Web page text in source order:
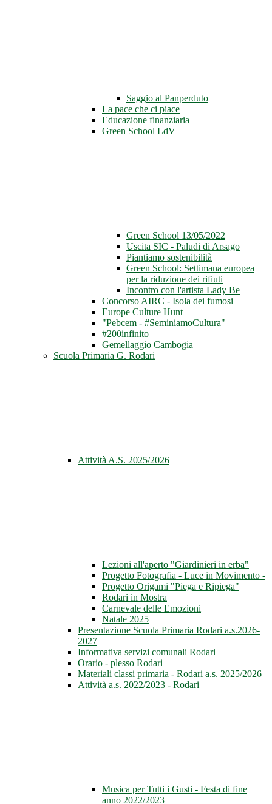
Saggio al Panperduto
La pace che ci piace
Educazione finanziaria
Green School LdV
Green School 13/05/2022
Uscita SIC - Paludi di Arsago
Piantiamo sostenibilità
Green School: Settimana europea
per la riduzione dei rifiuti
Incontro con l'artista Lady Be
Concorso AIRC - Isola dei fumosi
Europe Culture Hunt
"Pebcem - #SeminiamoCultura"
#200infinito
Gemellaggio Cambogia
Scuola Primaria G. Rodari
Attività A.S. 2025/2026
Lezioni all'aperto "Giardinieri in erba"
Progetto Fotografia - Luce in Movimento -
Progetto Origami "Piega e Ripiega"
Rodari in Mostra
Carnevale delle Emozioni
Natale 2025
Presentazione Scuola Primaria Rodari a.s.2026-
2027
Informativa servizi comunali Rodari
Orario - plesso Rodari
Materiali classi primaria - Rodari a.s. 2025/2026
Attività a.s. 2022/2023 - Rodari
Musica per Tutti i Gusti - Festa di fine
anno 2022/2023